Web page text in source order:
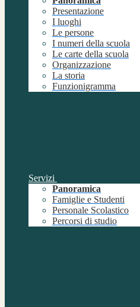
Presentazione
I luoghi
Le persone
I numeri della scuola
Le carte della scuola
Organizzazione
La storia
Funzionigramma
Servizi
Panoramica
Famiglie e Studenti
Personale Scolastico
Percorsi di studio